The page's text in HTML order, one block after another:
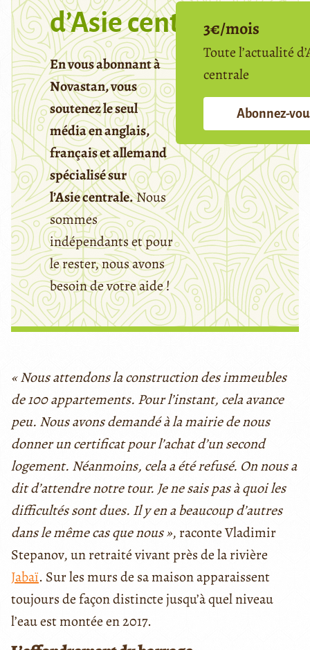
d’Asie centrale
En vous abonnant à
Novastan, vous
soutenez le seul
média en anglais,
français et allemand
spécialisé sur
l’Asie centrale.Nous
sommes
indépendants et pour
le rester, nous avons
besoin de votre aide !
3€/mois
Toute l’actualité
centrale
Abonnez-
« Nous attendons la construction des immeubles
de 100 appartements. Pour l’instant, cela avance
peu. Nous avons demandé à la mairie de nous
donner un certificat pour l’achat d’un second
logement. Néanmoins, cela a été refusé. On nous a
dit d’attendre notre tour. Je ne sais pas à quoi les
difficultés sont dues. Il y en a beaucoup d’autres
dans le même cas que nous », raconte Vladimir
Stepanov, un retraité vivant près de la rivière
Jabaï. Sur les murs de sa maison apparaissent
toujours de façon distincte jusqu’à quel niveau
l’eau est montée en 2017.